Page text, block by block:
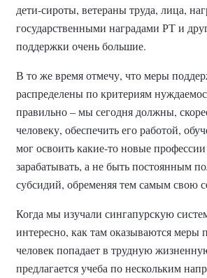
дети-сироты, ветераны труда, лица,
государственными наградами РТ и
поддержки очень большие.
В то же время отмечу, что меры
распределены по критериям
правильно – мы сегодня должны,
человеку, обеспечить его работой,
мог освоить какие-то новые профессии
зарабатывать, а не быть постоянным
субсидий, обременяя тем самым свою
Когда мы изучали сингапурскую
интересно, как там оказываются меры
человек попадает в трудную
предлагается учеба по нескольким